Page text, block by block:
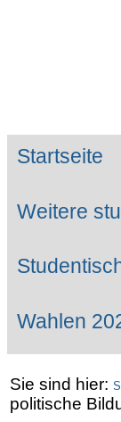
Website
Suche…
Sektionen
Startseite
Weitere
Wahlen
Sie sind hier:
politische